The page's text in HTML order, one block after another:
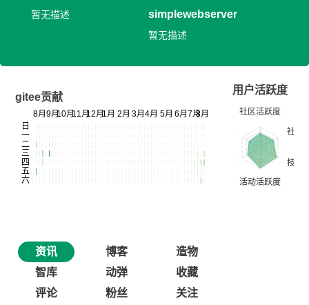
暂无描述 simplewebserver
暂无描述
gitee贡献
用户活跃度
资讯 博客
造物
智库
动弹
收藏
评论
粉丝 关注